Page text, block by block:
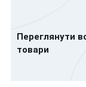
Переглянути
товари